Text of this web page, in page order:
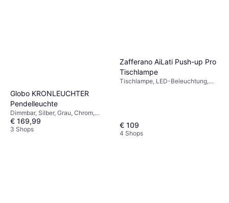
Globo KRONLEUCHTER
Pendelleuchte
Dimmbar, Silber, Grau, Chrom,
Mehrfarbig, Transparent, Metall,
Eisen
€ 169,99
3 Shops
Zafferano AiLati Push-up Pro
Tischlampe
Tischlampe, LED-Beleuchtung,
€ 109
4 Shops